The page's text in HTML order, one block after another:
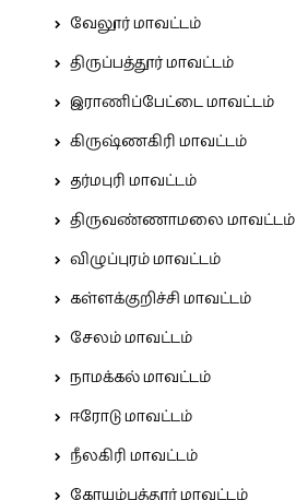
வேலூர் மாவட்டம்
திருப்பத்தூர் மாவட்டம்
இராணிப்பேட்டை மாவட்டம்
கிருஷ்ணகிரி மாவட்டம்
தர்மபுரி மாவட்டம்
திருவண்ணாமலை மாவட்டம்
விழுப்புரம் மாவட்டம்
கள்ளக்குறிச்சி மாவட்டம்
சேலம் மாவட்டம்
நாமக்கல் மாவட்டம்
ஈரோடு மாவட்டம்
நீலகிரி மாவட்டம்